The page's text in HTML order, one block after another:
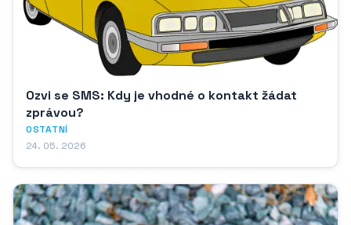
Ozvi se SMS: Kdy je vhodné o kontakt žádat
zprávou?
OSTATNÍ
24. 05. 2026